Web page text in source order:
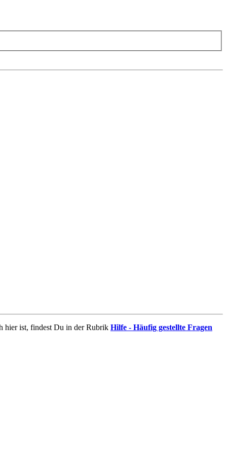
hier ist, findest Du in der Rubrik Hilfe - Häufig gestellte Fragen